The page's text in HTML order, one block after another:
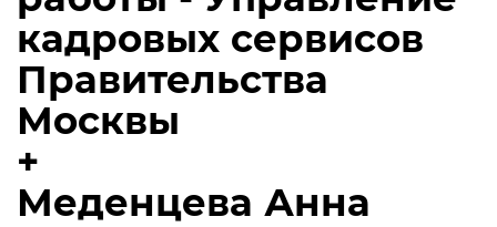
кадровых сервисов
Правительства
Москвы
+
Меденцева Анна